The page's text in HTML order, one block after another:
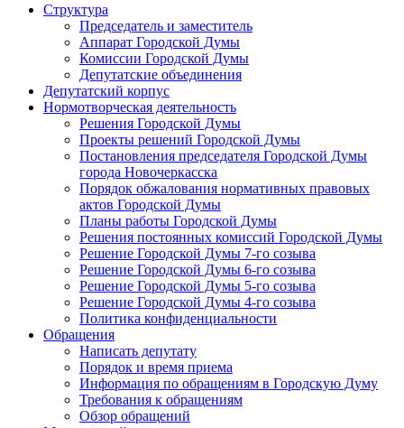
Структура
Председатель и заместитель
Аппарат Городской Думы
Комиссии Городской Думы
Депутатские объединения
Депутатский корпус
Нормотворческая деятельность
Решения Городской Думы
Проекты решений Городской Думы
Постановления председателя Городской Думы
города Новочеркасска
Порядок обжалования нормативных правовых
актов Городской Думы
Планы работы Городской Думы
Решения постоянных комиссий Городской Думы
Решение Городской Думы 7-го созыва
Решение Городской Думы 6-го созыва
Решение Городской Думы 5-го созыва
Решение Городской Думы 4-го созыва
Политика конфиденциальности
Обращения
Написать депутату
Порядок и время приема
Информация по обращениям в Городскую Думу
Требования к обращениям
Обзор обращений